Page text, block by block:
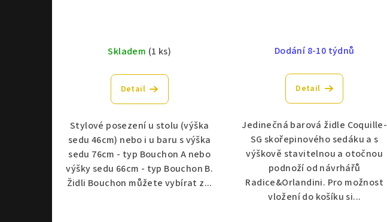
Skladem (1 ks)
Detail
Stylové posezení u stolu (výška
sedu 46cm) nebo i u baru s výška
sedu 76cm - typ Bouchon A nebo
výšky sedu 66cm - typ Bouchon B.
Židli Bouchon můžete vybírat z...
Dodání 8-10 týdnů
Detail
Jedinečná barová židle Coquille-
SG skořepinového sedáku a s
výškově stavitelnou a otočnou
podnoží od návrhářů
Radice&Orlandini. Pro možnost
vložení do košíku si...